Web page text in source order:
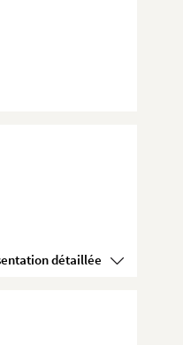
Voir la présentation détaillée